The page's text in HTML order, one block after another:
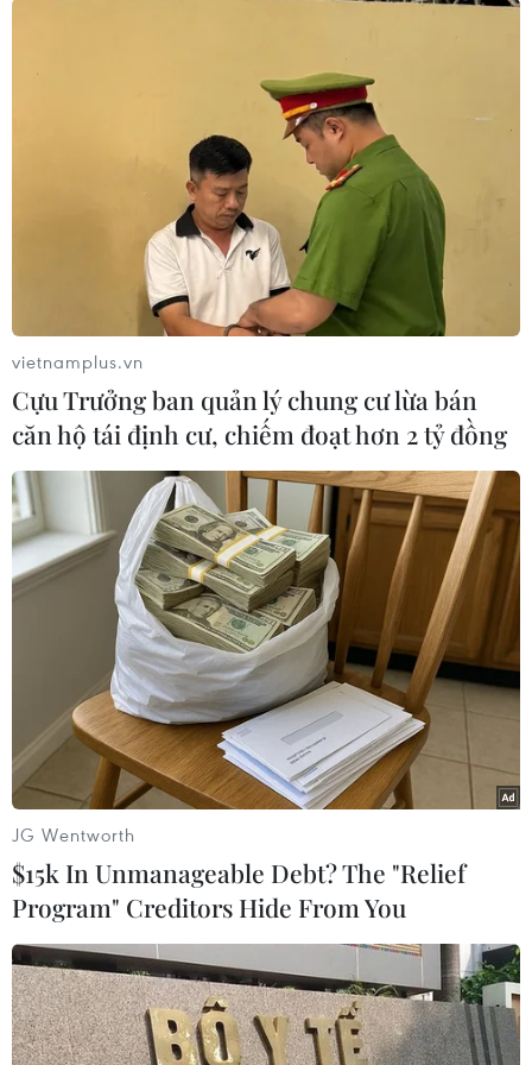
Tổng thống Nga Putin: Lệnh ngừng bắn ở
Ukraine bắt đầu từ 15/2
12/02/2015 09:15
Hội nghị Thượng đỉnh tại Minsk nhằm vãn hồi hòa bình
tại Ukraine đã đạt được thỏa thuận ở những điểm chính,
trong đó các bên đồng ý rút vũ khí hạng nặng và lệnh
ngừng bắn sẽ được bắt đầu vào ngày 15/2
Số người chết tăng nhanh trong các cuộc
giao tranh ở Đông Ukraine
vietnamplus.vn
Cựu Trưởng ban quản lý chung cư lừa bán
căn hộ tái định cư, chiếm đoạt hơn 2 tỷ đồng
JG Wentworth
$15k In Unmanageable Debt? The "Relief
Program" Creditors Hide From You